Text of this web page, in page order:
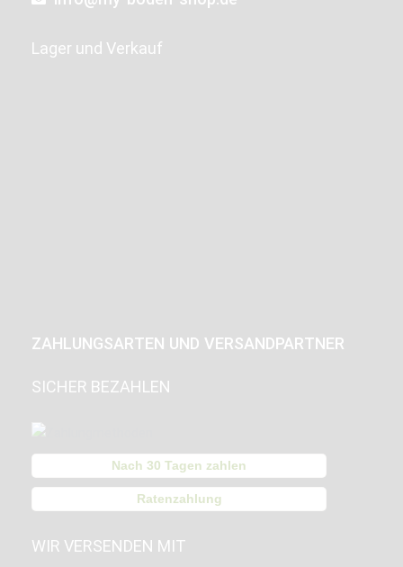
Lager und Verkauf
ZAHLUNGSARTEN UND VERSANDPARTNER
SICHER BEZAHLEN
Nach 30 Tagen zahlen
Ratenzahlung
WIR VERSENDEN MIT